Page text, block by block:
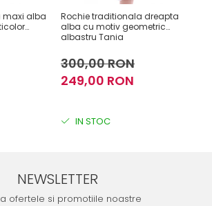
maxi alba
Rochie traditionala dreapta
alba cu motiv geometric
albastru Tania
300,00 RON
249,00 RON
IN STOC
NEWSLETTER
ofertele si promotiile noastre